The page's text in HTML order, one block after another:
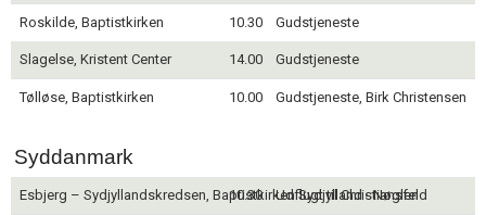
Roskilde, Baptistkirken 10.30 Gudstjeneste
Slagelse, Kristent Center 14.00 Gudstjeneste
Tølløse, Baptistkirken 10.00 Gudstjeneste, Birk Christensen
Syddanmark
Esbjerg – Sydjyllandskredsen, Baptistkirken Sydjylland - Nøglen
10.30 Udflugt til Christiansfeld